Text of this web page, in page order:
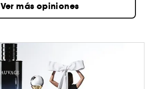
Ver más opiniones